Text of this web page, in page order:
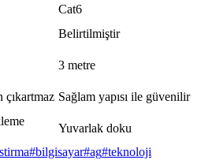
Cat6
Belirtilmiştir
3 metre
çıkartmaz Sağlam yapısı ile güvenilir
Yuvarlak doku
#bilgisayar#ag#teknoloji